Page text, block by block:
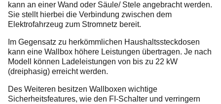
kann an einer Wand oder Säule/ Stele angebracht werden.
Sie stellt hierbei die Verbindung zwischen dem
Elektrofahrzeug zum Stromnetz bereit.
Im Gegensatz zu herkömmlichen Haushaltssteckdosen
kann eine Wallbox höhere Leistungen übertragen. Je nach
Modell können Ladeleistungen von bis zu 22 kW
(dreiphasig) erreicht werden.
Des Weiteren besitzen Wallboxen wichtige
Sicherheitsfeatures, wie den FI-Schalter und verringern